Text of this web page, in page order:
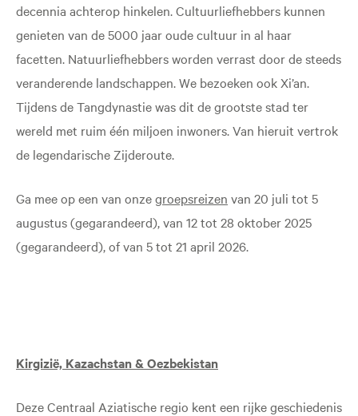
decennia achterop hinkelen. Cultuurliefhebbers kunnen
genieten van de 5000 jaar oude cultuur in al haar
facetten. Natuurliefhebbers worden verrast door de steeds
veranderende landschappen. We bezoeken ook Xi’an.
Tijdens de Tangdynastie was dit de grootste stad ter
wereld met ruim één miljoen inwoners. Van hieruit vertrok
de legendarische Zijderoute.
Ga mee op een van onzegroepsreizen van 20 juli tot 5
augustus (gegarandeerd), van 12 tot 28 oktober 2025
(gegarandeerd), of van 5 tot 21 april 2026.
Kirgizië, Kazachstan & Oezbekistan
Deze Centraal Aziatische regio kent een rijke geschiedenis